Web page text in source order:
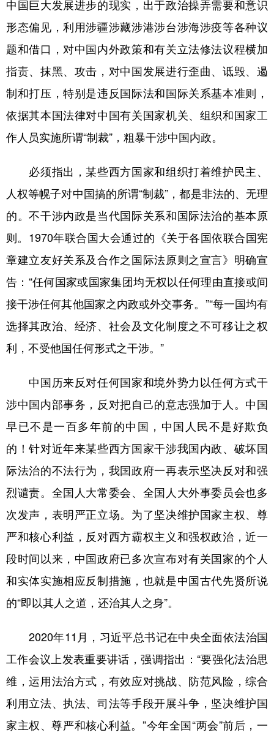
四川 贵州 云南 西藏
陕西 甘肃 青海 宁夏
新疆 内蒙古 黑龙江
多语种频道
English Español Français
Русский язык 日本語 한국어
Deutsch Português
中国巨大发展进步的现实，出于政治操弄需要和意识
形态偏见，利用涉疆涉藏涉港涉台涉海涉疫等各种议
题和借口，对中国内外政策和有关立法修法议程横加
指责、抹黑、攻击，对中国发展进行歪曲、诋毁、遏
制和打压，特别是违反国际法和国际关系基本准则，
依据其本国法律对中国有关国家机关、组织和国家工
作人员实施所谓“制裁”，粗暴干涉中国内政。
必须指出，某些西方国家和组织打着维护民主、
人权等幌子对中国搞的所谓“制裁”，都是非法的、无理
的。不干涉内政是当代国际关系和国际法治的基本原
则。1970年联合国大会通过的《关于各国依联合国宪
章建立友好关系及合作之国际法原则之宣言》明确宣
告：“任何国家或国家集团均无权以任何理由直接或间
接干涉任何其他国家之内政或外交事务。”“每一国均有
选择其政治、经济、社会及文化制度之不可移让之权
利，不受他国任何形式之干涉。”
中国历来反对任何国家和境外势力以任何方式干
涉中国内部事务，反对把自己的意志强加于人。中国
早已不是一百多年前的中国，中国人民不是好欺负
的！针对近年来某些西方国家干涉我国内政、破坏国
际法治的不法行为，我国政府一再表示坚决反对和强
烈谴责。全国人大常委会、全国人大外事委员会也多
次发声，表明严正立场。为了坚决维护国家主权、尊
严和核心利益，反对西方霸权主义和强权政治，近一
段时间以来，中国政府已多次宣布对有关国家的个人
和实体实施相应反制措施，也就是中国古代先贤所说
的“即以其人之道，还治其人之身”。
2020年11月，习近平总书记在中央全面依法治国
工作会议上发表重要讲话，强调指出：“要强化法治思
维，运用法治方式，有效应对挑战、防范风险，综合
利用立法、执法、司法等手段开展斗争，坚决维护国
家主权、尊严和核心利益。”今年全国“两会”前后，一